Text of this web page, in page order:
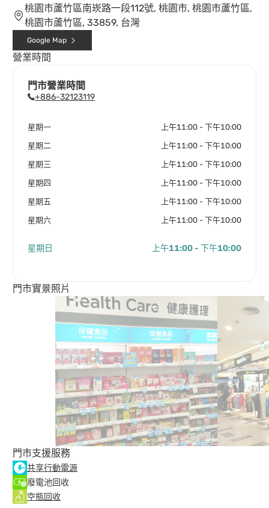
桃園市蘆竹區南崁路一段112號, 桃園市, 桃園市蘆竹區,
桃園市蘆竹區, 33859, 台灣
Google Map
營業時間
門市營業時間
+886-32123119
星期一 上午11:00 - 下午10:00
星期二 上午11:00 - 下午10:00
星期三 上午11:00 - 下午10:00
星期四 上午11:00 - 下午10:00
星期五 上午11:00 - 下午10:00
星期六 上午11:00 - 下午10:00
星期日 上午11:00 - 下午10:00
門市實景照片
門市支援服務
共享行動電源
廢電池回收
空瓶回收